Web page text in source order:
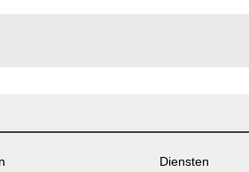
Diensten